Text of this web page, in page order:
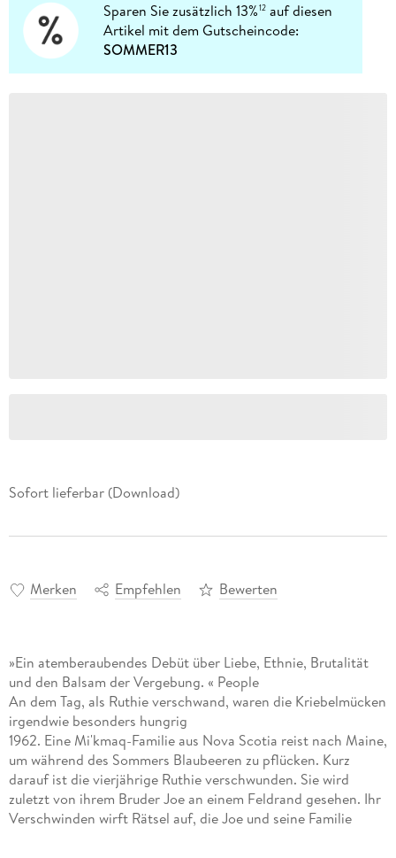
Sparen Sie zusätzlich 13%12 auf diesen
Artikel mit dem Gutscheincode:
SOMMER13
Sofort lieferbar (Download)
Merken Empfehlen Bewerten
»Ein atemberaubendes Debüt über Liebe, Ethnie, Brutalität
und den Balsam der Vergebung. « People
An dem Tag, als Ruthie verschwand, waren die Kriebelmücken
irgendwie besonders hungrig
1962. Eine Mi'kmaq-Familie aus Nova Scotia reist nach Maine,
um während des Sommers Blaubeeren zu pflücken. Kurz
darauf ist die vierjährige Ruthie verschwunden. Sie wird
zuletzt von ihrem Bruder Joe an einem Feldrand gesehen. Ihr
Verschwinden wirft Rätsel auf, die Joe und seine Familie